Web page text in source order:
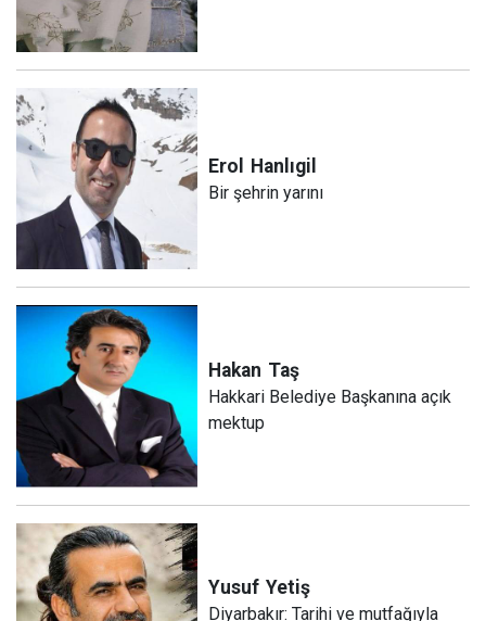
Erol Hanlıgil
Bir şehrin yarını
Hakan Taş
Hakkari Belediye Başkanına açık
mektup
Yusuf Yetiş
Diyarbakır: Tarihi ve mutfağıyla